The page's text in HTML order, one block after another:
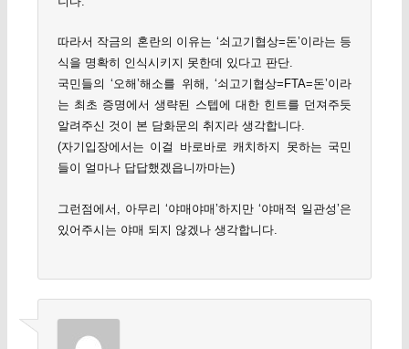
따라서 작금의 혼란의 이유는 ‘쇠고기협상=돈’이라는 등
식을 명확히 인식시키지 못한데 있다고 판단.
국민들의 ‘오해’해소를 위해, ‘쇠고기협상=FTA=돈’이라
는 최초 증명에서 생략된 스텝에 대한 힌트를 던져주듯
알려주신 것이 본 담화문의 취지라 생각합니다.
(자기입장에서는 이걸 바로바로 캐치하지 못하는 국민
들이 얼마나 답답했겠읍니까마는)
그런점에서, 아무리 ‘야매야매’하지만 ‘야매적 일관성’은
있어주시는 야매 되지 않겠나 생각합니다.